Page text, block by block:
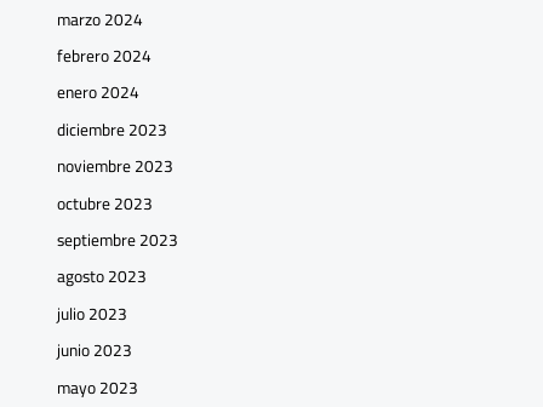
marzo 2024
febrero 2024
enero 2024
diciembre 2023
noviembre 2023
octubre 2023
septiembre 2023
agosto 2023
julio 2023
junio 2023
mayo 2023